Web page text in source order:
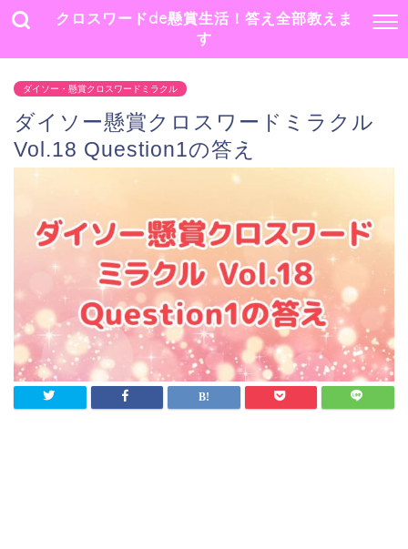
クロスワードde懸賞生活！答え全部教えま
す
ダイソー・懸賞クロスワードミラクル
ダイソー懸賞クロスワードミラクル
Vol.18 Question1の答え